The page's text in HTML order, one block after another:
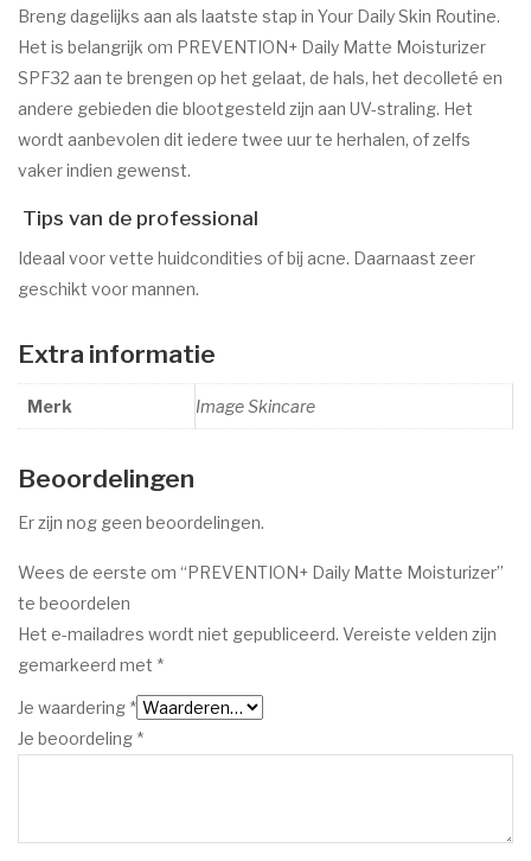
Breng dagelijks aan als laatste stap in Your Daily Skin Routine.
Het is belangrijk om PREVENTION+ Daily Matte Moisturizer
SPF32 aan te brengen op het gelaat, de hals, het decolleté en
andere gebieden die blootgesteld zijn aan UV-straling. Het
wordt aanbevolen dit iedere twee uur te herhalen, of zelfs
vaker indien gewenst.
Tips van de professional
Ideaal voor vette huidcondities of bij acne. Daarnaast zeer
geschikt voor mannen.
Extra informatie
Merk Image Skincare
Beoordelingen
Er zijn nog geen beoordelingen.
Wees de eerste om “PREVENTION+ Daily Matte Moisturizer”
te beoordelen
Het e-mailadres wordt niet gepubliceerd. Vereiste velden zijn
gemarkeerd met *
Je waardering *
Je beoordeling *